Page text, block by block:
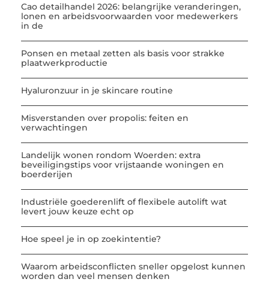
Cao detailhandel 2026: belangrijke veranderingen,
lonen en arbeidsvoorwaarden voor medewerkers
in de
Ponsen en metaal zetten als basis voor strakke
plaatwerkproductie
Hyaluronzuur in je skincare routine
Misverstanden over propolis: feiten en
verwachtingen
Landelijk wonen rondom Woerden: extra
beveiligingstips voor vrijstaande woningen en
boerderijen
Industriële goederenlift of flexibele autolift wat
levert jouw keuze echt op
Hoe speel je in op zoekintentie?
Waarom arbeidsconflicten sneller opgelost kunnen
worden dan veel mensen denken